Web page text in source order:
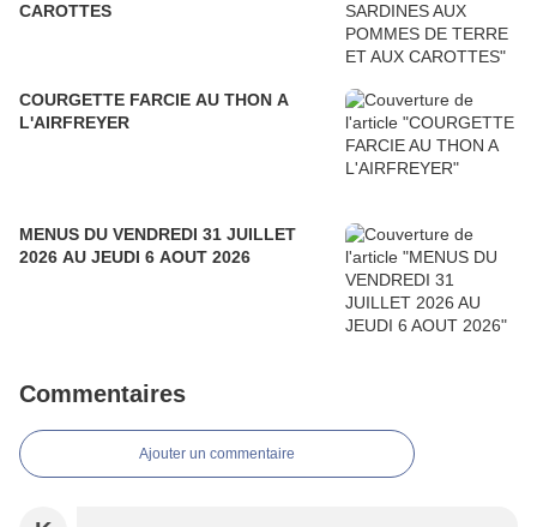
CAROTTES
COURGETTE FARCIE AU THON A
L'AIRFREYER
MENUS DU VENDREDI 31 JUILLET
2026 AU JEUDI 6 AOUT 2026
Commentaires
Ajouter un commentaire